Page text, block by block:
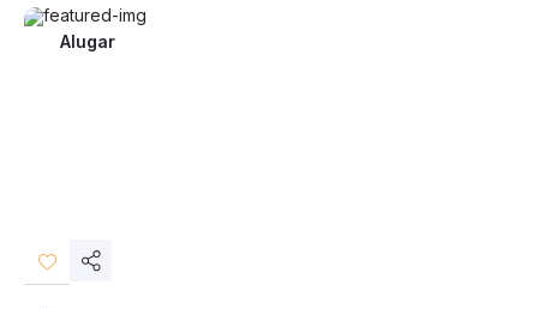
Alugar
DesejosCompartilhar